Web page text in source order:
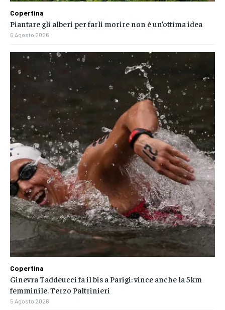
Copertina
Piantare gli alberi per farli morire non è un’ottima idea
6 Agosto 2026
Copertina
Ginevra Taddeucci fa il bis a Parigi: vince anche la 5km
femminile. Terzo Paltrinieri
5 Agosto 2026